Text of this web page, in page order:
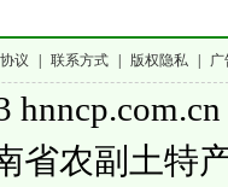
议 联系方式 版权隐私 广
省农副土特